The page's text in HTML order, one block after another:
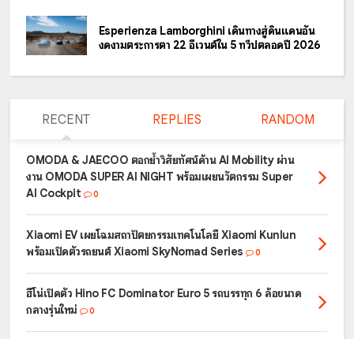
Esperienza Lamborghini เดินทางสู่ดินแดนอัน
งดงามตระการตา 22 อีเวนต์ใน 5 ทวีปตลอดปี 2026
RECENT REPLIES RANDOM
OMODA & JAECOO ตอกย้ำวิสัยทัศน์ด้าน AI Mobility ผ่าน
งาน OMODA SUPER AI NIGHT พร้อมเผยนวัตกรรม Super
AI Cockpit
0
Xiaomi EV เผยโฉมสถาปัตยกรรมเทคโนโลยี Xiaomi Kunlun
พร้อมเปิดตัวรถยนต์ Xiaomi SkyNomad Series
0
ฮีโน่เปิดตัว Hino FC Dominator Euro 5 รถบรรทุก 6 ล้อขนาด
กลางรุ่นใหม่
0